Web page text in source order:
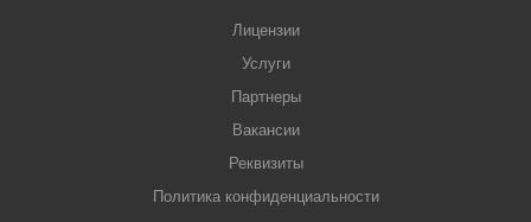
Лицензии
Услуги
Партнеры
Вакансии
Реквизиты
Политика конфиденциальности